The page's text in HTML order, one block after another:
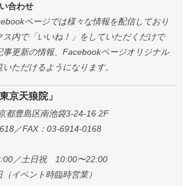
合わせ
ページでは様々な情報を配信しており
ス内で「いいね！」をしていただくだけで
事更新の情報、Facebookページオリジナル
ただけるようになります。
京天狼院」
豊島区南池袋3-24-16 2F
／FAX：03-6914-0168
／土日祝 10:00〜22:00
イベント時臨時営業）